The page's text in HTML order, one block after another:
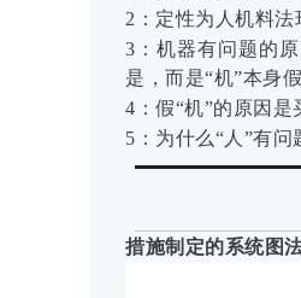
2 ： 定性为人机料法
3 ： 机器有问题的
是，而是“机”本身
4 ：假“机”的原因是
5 ： 为什么“人”有问
措施制定的系统图